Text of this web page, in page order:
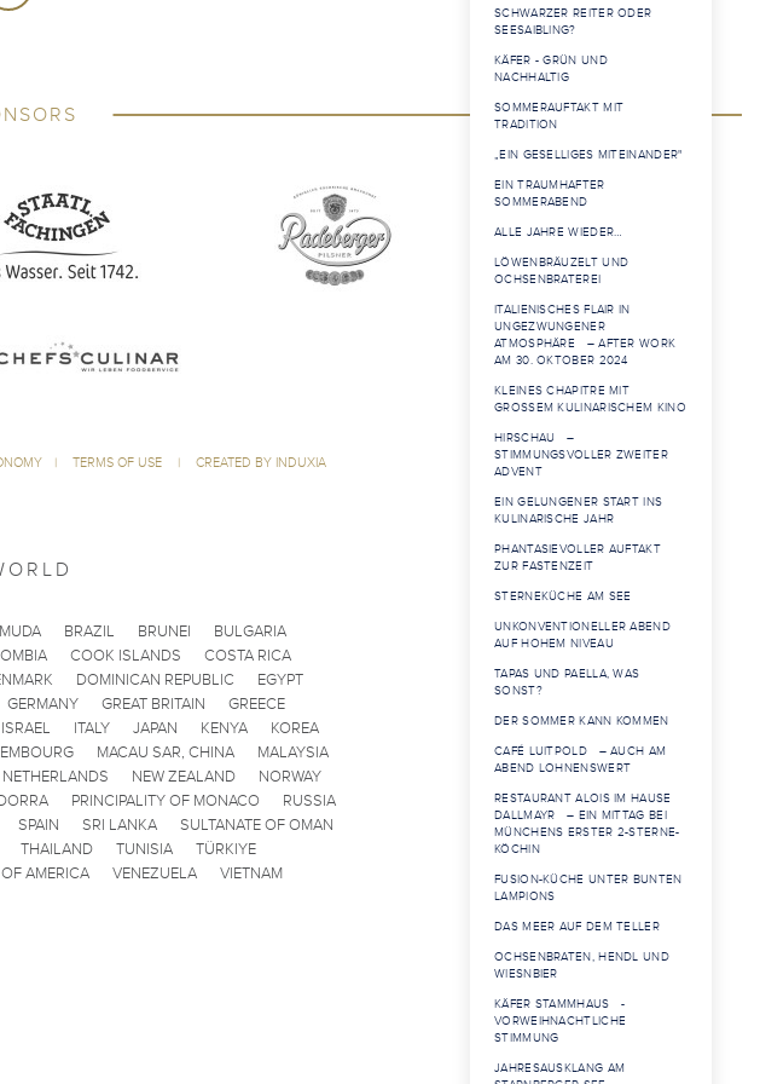
SCHWARZER REITER ODER
SEESAIBLING?
KÄFER - GRÜN UND
NACHHALTIG
SOMMERAUFTAKT MIT
TRADITION
„EIN GESELLIGES MITEINANDER"
EIN TRAUMHAFTER
SOMMERABEND
ALLE JAHRE WIEDER…
LÖWENBRÄUZELT UND
OCHSENBRATEREI
ITALIENISCHES FLAIR IN
UNGEZWUNGENER
ATMOSPHÄRE – AFTER WORK
AM 30. OKTOBER 2024
KLEINES CHAPITRE MIT
GROSSEM KULINARISCHEM KINO
HIRSCHAU –
STIMMUNGSVOLLER ZWEITER
ADVENT
EIN GELUNGENER START INS
KULINARISCHE JAHR
PHANTASIEVOLLER AUFTAKT
ZUR FASTENZEIT
STERNEKÜCHE AM SEE
UNKONVENTIONELLER ABEND
AUF HOHEM NIVEAU
TAPAS UND PAELLA, WAS
SONST?
DER SOMMER KANN KOMMEN
CAFÉ LUITPOLD – AUCH AM
ABEND LOHNENSWERT
RESTAURANT ALOIS IM HAUSE
DALLMAYR – EIN MITTAG BEI
MÜNCHENS ERSTER 2-STERNE-
KÖCHIN
FUSION-KÜCHE UNTER BUNTEN
LAMPIONS
DAS MEER AUF DEM TELLER
OCHSENBRATEN, HENDL UND
WIESNBIER
KÄFER STAMMHAUS -
VORWEIHNACHTLICHE
STIMMUNG
JAHRESAUSKLANG AM
| TERMS OF USE | CREATED BY INDUXIA
BRAZIL BRUNEI
BULGARIA
COOK ISLANDS
COSTA RICA
DOMINICAN REPUBLIC
EGYPT
GERMANY GREAT BRITAIN
GREECE
ISRAEL ITALY JAPAN KENYA
KOREA
MACAU SAR, CHINA
MALAYSIA
NETHERLANDS NEW ZEALAND
NORWAY
PRINCIPALITY OF MONACO
RUSSIA
SPAIN SRI LANKA
SULTANATE OF OMAN
THAILAND TUNISIA
TÜRKIYE
AMERICA VENEZUELA VIETNAM